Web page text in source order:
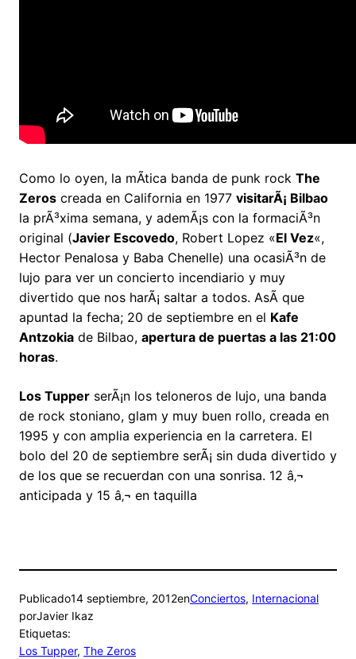
Como lo oyen, la mÃ­tica banda de punk rock The
Zeros creada en California en 1977 visitarÃ¡ Bilbao
la prÃ³xima semana, y ademÃ¡s con la formaciÃ³n
original (Javier Escovedo, Robert Lopez «El Vez«,
Hector Penalosa y Baba Chenelle) una ocasiÃ³n de
lujo para ver un concierto incendiario y muy
divertido que nos harÃ¡ saltar a todos. AsÃ­ que
apuntad la fecha; 20 de septiembre en el Kafe
Antzokia de Bilbao, apertura de puertas a las 21:00
horas.
Los Tupper serÃ¡n los teloneros de lujo, una banda
de rock stoniano, glam y muy buen rollo, creada en
1995 y con amplia experiencia en la carretera. El
bolo del 20 de septiembre serÃ¡ sin duda divertido y
de los que se recuerdan con una sonrisa. 12 â‚¬
anticipada y 15 â‚¬ en taquilla
Publicado14 septiembre, 2012enConciertos, Internacional
porJavier Ikaz
Etiquetas:
Los Tupper, The Zeros